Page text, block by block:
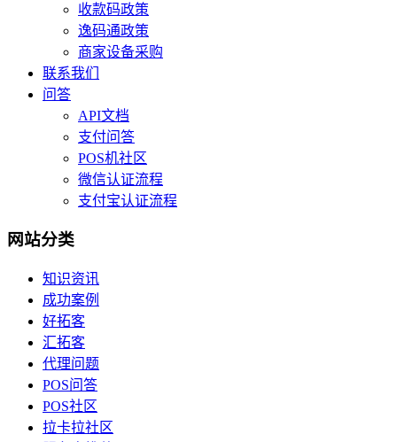
收款码政策
逸码通政策
商家设备采购
联系我们
问答
API文档
支付问答
POS机社区
微信认证流程
支付宝认证流程
网站分类
知识资讯
成功案例
好拓客
汇拓客
代理问题
POS问答
POS社区
拉卡拉社区